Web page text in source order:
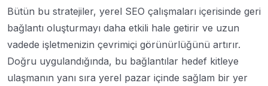
Bütün bu stratejiler, yerel SEO çalışmaları içerisinde geri
bağlantı oluşturmayı daha etkili hale getirir ve uzun
vadede işletmenizin çevrimiçi görünürlüğünü artırır.
Doğru uygulandığında, bu bağlantılar hedef kitleye
ulaşmanın yanı sıra yerel pazar içinde sağlam bir yer